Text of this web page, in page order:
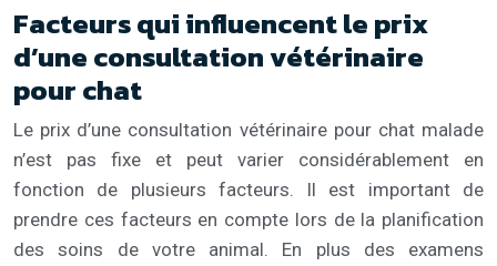
Facteurs qui influencent le prix
d’une consultation vétérinaire
pour chat
Le prix d’une consultation vétérinaire pour chat malade
n’est pas fixe et peut varier considérablement en
fonction de plusieurs facteurs. Il est important de
prendre ces facteurs en compte lors de la planification
des soins de votre animal. En plus des examens